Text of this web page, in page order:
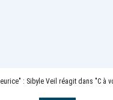
: Sibyle Veil réagit dans "C à